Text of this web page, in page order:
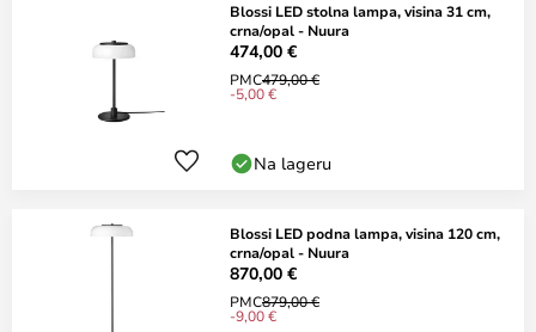
Blossi LED stolna lampa, visina 31 cm,
crna/opal - Nuura
474,00 €
PMC479,00 €
-5,00 €
Na lageru
Blossi LED podna lampa, visina 120 cm,
crna/opal - Nuura
870,00 €
PMC879,00 €
-9,00 €